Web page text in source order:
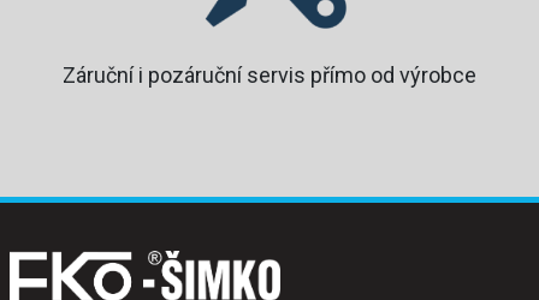
Záruční i pozáruční servis přímo od výrobce